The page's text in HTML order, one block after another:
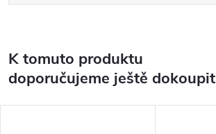
K tomuto produktu
doporučujeme ještě dokoupit